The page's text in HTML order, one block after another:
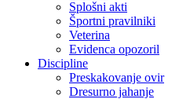
Splošni akti
Športni pravilniki
Veterina
Evidenca opozoril
Discipline
Preskakovanje ovir
Dresurno jahanje